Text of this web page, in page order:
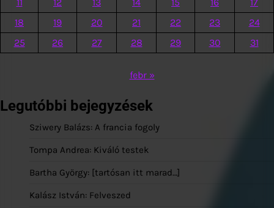
18
19 20 21 22 23
24
25
26 27 28 29 30 31
febr »
Legutóbbi bejegyzések
Sziwery Balázs: A francia fogoly
Tompa Andrea: Kiváló testek
Bartha György: [tartósan itt marad…]
Kalász István: Felveszed